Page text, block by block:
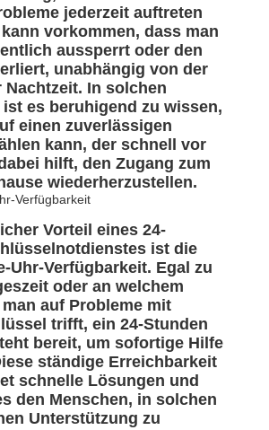
jederzeit auftreten
vorkommen, dass man
aussperrt oder den
unabhängig von der
Nachtzeit. In solchen
es beruhigend zu wissen,
einen zuverlässigen
kann, der schnell vor
hilft, den Zugang zum
wiederherzustellen.
Verfügbarkeit
Vorteil eines 24-
ist die
Uhr-Verfügbarkeit. Egal zu
oder an welchem
auf Probleme mit
trifft, ein 24-Stunden
bereit, um sofortige Hilfe
ständige Erreichbarkeit
schnelle Lösungen und
den Menschen, in solchen
Unterstützung zu